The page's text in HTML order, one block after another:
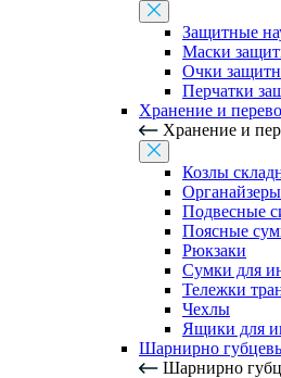
Защитные
Маски
Очки
Перчатки
Хранение и
Хранение и
Козлы
Органайзеры
Подвесные
Поясные
Рюкзаки
Сумки для
Тележки
Чехлы
Ящики для
Шарнирно
Шарнирно